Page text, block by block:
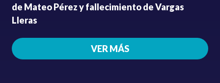
de Mateo Pérez y fallecimiento de Vargas
Lleras
VER MÁS